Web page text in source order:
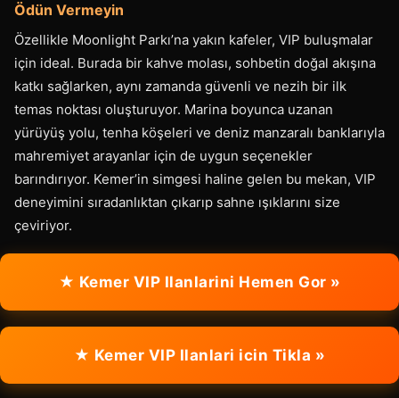
Ödün Vermeyin
Özellikle Moonlight Parkı’na yakın kafeler, VIP buluşmalar
için ideal. Burada bir kahve molası, sohbetin doğal akışına
katkı sağlarken, aynı zamanda güvenli ve nezih bir ilk
temas noktası oluşturuyor. Marina boyunca uzanan
yürüyüş yolu, tenha köşeleri ve deniz manzaralı banklarıyla
mahremiyet arayanlar için de uygun seçenekler
barındırıyor. Kemer’in simgesi haline gelen bu mekan, VIP
deneyimini sıradanlıktan çıkarıp sahne ışıklarını size
çeviriyor.
★ Kemer VIP Ilanlarini Hemen Gor »
★ Kemer VIP Ilanlari icin Tikla »